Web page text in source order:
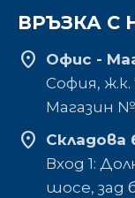
ВРЪЗКА С
location_on
Офис -
София, ж.к.
Mагазин
location_on
Складова
Вход 1:
шосе, зад